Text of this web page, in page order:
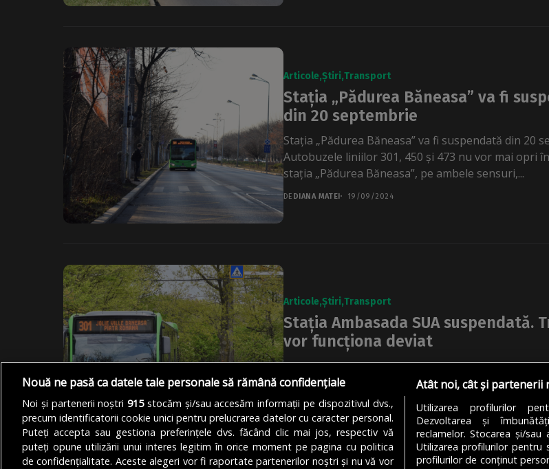
Articole Știri Transport
Stația „Pădurea Băneasa” va fi
din 20 septembrie
Stația „Pădurea Băneasa” va fi suspendată din 20
Autobuzele liniilor 301, 450 și 473 nu vor mai opri în
stația „Pădurea Băneasa”, pe ambele sensuri,...
DE DIANA MATEI 19/09/2024
Articole Știri Transport
Stația Ambasada SUA suspendată.
vor funcționa deviat
Stația „Ambasada SUA” suspendată. TPBI anunță
de joi, stația nu va mai fi folosită pe liniile 301, 450
DEDIANA MATEI 12/09/2024
Nouă ne pasă ca datele tale personale să rămână confidențiale
Noi și partenerii noștri915stocăm și/sau accesăm informații pe dispozitivul dvs.,
precum identificatorii cookie unici pentru prelucrarea datelor cu caracter personal.
Puteți accepta sau gestiona preferințele dvs. făcând clic mai jos, respectiv vă
puteți opune utilizării unui interes legitim în orice moment pe pagina cu politica
de confidențialitate. Aceste alegeri vor fi raportate partenerilor noștri și nu vă vor
Atât noi, cât și partenerii
Utilizarea profilurilor
Dezvoltarea și
reclamelor. Stocarea și/
Utilizarea profilurilor pentru
profilurilor de conținut